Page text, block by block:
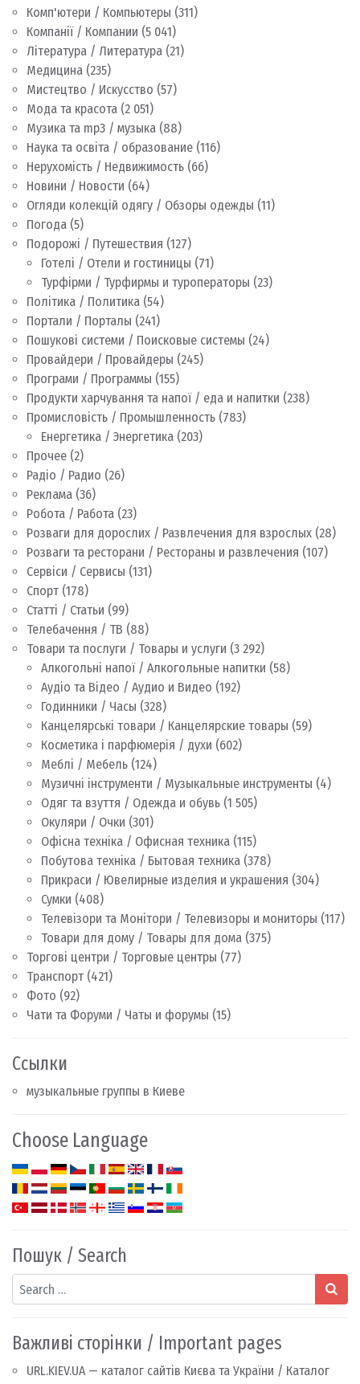
Комп'ютери / Компьютеры (311)
Компанії / Компании (5 041)
Література / Литература (21)
Медицина (235)
Мистецтво / Искусство (57)
Мода та красота (2 051)
Музика та mp3 / музыка (88)
Наука та освіта / образование (116)
Нерухомість / Недвижимость (66)
Новини / Новости (64)
Огляди колекцій одягу / Обзоры одежды (11)
Погода (5)
Подорожі / Путешествия (127)
Готелі / Отели и гостиницы (71)
Турфірми / Турфирмы и туроператоры (23)
Політика / Политика (54)
Портали / Порталы (241)
Пошукові системи / Поисковые системы (24)
Провайдери / Провайдеры (245)
Програми / Программы (155)
Продукти харчування та напої / еда и напитки (238)
Промисловість / Промышленность (783)
Енергетика / Энергетика (203)
Прочее (2)
Радіо / Радио (26)
Реклама (36)
Робота / Работа (23)
Розваги для дорослих / Развлечения для взрослых (28)
Розваги та ресторани / Рестораны и развлечения (107)
Сервіси / Сервисы (131)
Спорт (178)
Статті / Статьи (99)
Телебачення / ТВ (88)
Товари та послуги / Товары и услуги (3 292)
Алкогольні напої / Алкогольные напитки (58)
Аудіо та Відео / Аудио и Видео (192)
Годинники / Часы (328)
Канцелярські товари / Канцелярские товары (59)
Косметика і парфюмерія / духи (602)
Меблі / Мебель (124)
Музичні інструменти / Музыкальные инструменты (4)
Одяг та взуття / Одежда и обувь (1 505)
Окуляри / Очки (301)
Офісна техніка / Офисная техника (115)
Побутова техніка / Бытовая техника (378)
Прикраси / Ювелирные изделия и украшения (304)
Сумки (408)
Телевізори та Монітори / Телевизоры и мониторы (117)
Товари для дому / Товары для дома (375)
Торгові центри / Торговые центры (77)
Транспорт (421)
Фото (92)
Чати та Форуми / Чаты и форумы (15)
Ссылки
музыкальные группы в Киеве
Choose Language
Пошук / Search
Search
Важливі сторінки / Important pages
URL.KIEV.UA — каталог сайтів Києва та України / Каталог